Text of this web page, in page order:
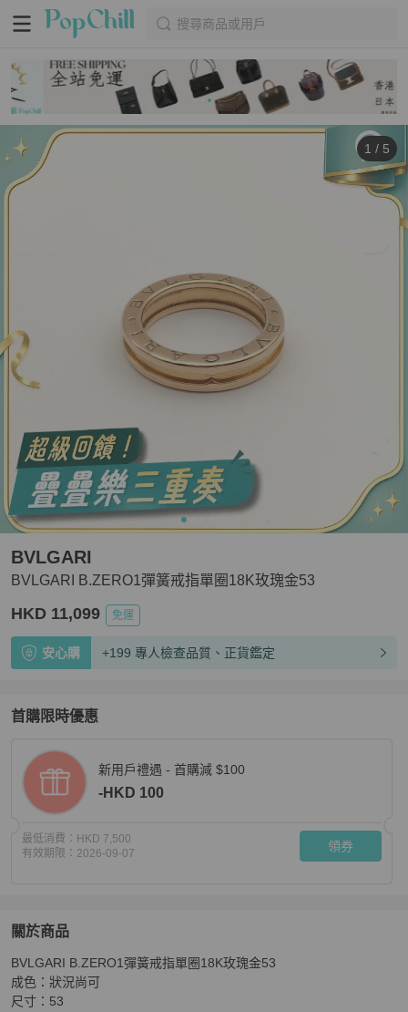
搜尋商品或用戶
1 / 5
BVLGARI B.ZERO1彈簧戒指單圈18K玫瑰金53
BVLGARI
HKD 11,099 免運
安心購 +199 專人檢查品質、正貨鑑定
首購限時優惠
新用戶禮遇 - 首購減 $100
-HKD 100
最低消費： HKD 7,500
有效期限： 2026-09-07 領券
關於商品
關於BVLGARI B.ZERO1彈簧戒指單圈18K玫瑰金53
BVLGARI B.ZERO1彈簧戒指單圈18K玫瑰金53
成色：狀況尚可
尺寸：53